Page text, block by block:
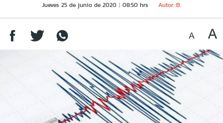
Jueves 25 de junio de 2020 08:50 hrs Autor: B.